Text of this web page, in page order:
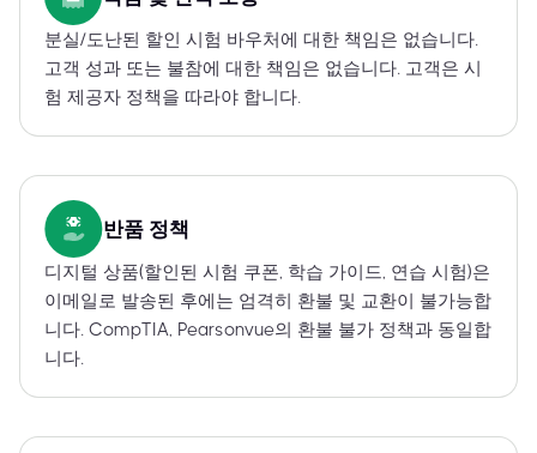
분실/도난된 할인 시험 바우처에 대한 책임은 없습니다.
고객 성과 또는 불참에 대한 책임은 없습니다. 고객은 시
험 제공자 정책을 따라야 합니다.
반품 정책
디지털 상품(할인된 시험 쿠폰, 학습 가이드, 연습 시험)은
이메일로 발송된 후에는 엄격히 환불 및 교환이 불가능합
니다. CompTIA, Pearsonvue의 환불 불가 정책과 동일합
니다.